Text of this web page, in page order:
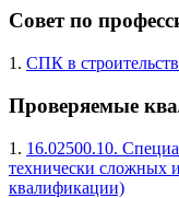
Совет по
1. СПК в
Проверяемые
1. 16.02500.10.
технически сложных
квалификации)